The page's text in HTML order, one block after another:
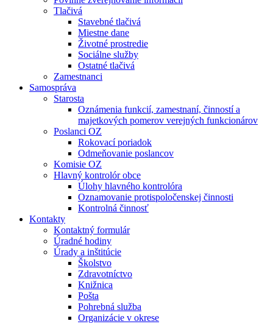
Tlačivá
Stavebné tlačivá
Miestne dane
Životné prostredie
Sociálne služby
Ostatné tlačivá
Zamestnanci
Samospráva
Starosta
Oznámenia funkcií, zamestnaní, činností a
majetkových pomerov verejných funkcionárov
Poslanci OZ
Rokovací poriadok
Odmeňovanie poslancov
Komisie OZ
Hlavný kontrolór obce
Úlohy hlavného kontrolóra
Oznamovanie protispoločenskej činnosti
Kontrolná činnosť
Kontakty
Kontaktný formulár
Úradné hodiny
Úrady a inštitúcie
Školstvo
Zdravotníctvo
Knižnica
Pošta
Pohrebná služba
Organizácie v okrese